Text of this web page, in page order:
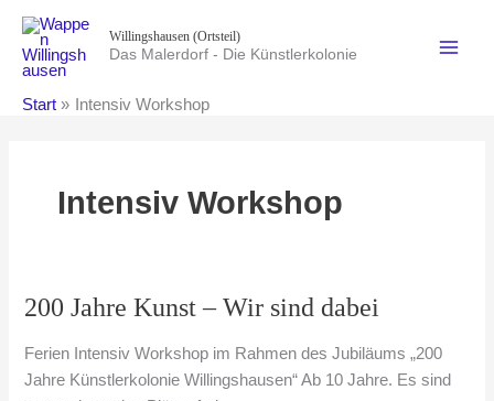
Inhalt
springen
Willingshausen (Ortsteil)
Das Malerdorf - Die Künstlerkolonie
Start Intensiv Workshop
Intensiv Workshop
200 Jahre Kunst – Wir sind dabei
Ferien Intensiv Workshop im Rahmen des Jubiläums „200
Jahre Künstlerkolonie Willingshausen“ Ab 10 Jahre. Es sind